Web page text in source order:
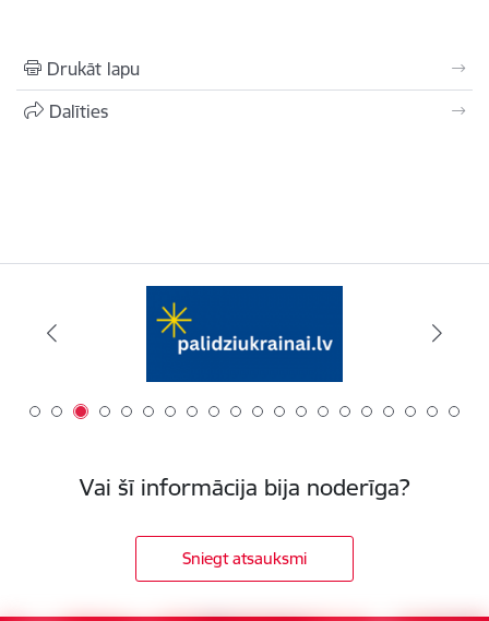
Drukāt lapu
Dalīties
Vai šī informācija bija noderīga?
Sniegt atsauksmi